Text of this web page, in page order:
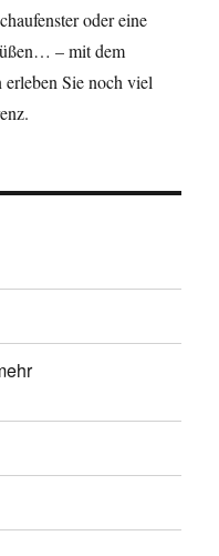
oder eine
– mit dem
Sie noch viel